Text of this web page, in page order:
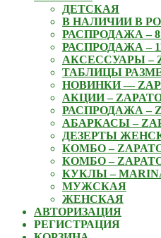
ДЕТСКАЯ
В НАЛИЧИИ В
РАСПРОДАЖА –
РАСПРОДАЖА –
АКСЕССУАРЫ –
ТАБЛИЦЫ
НОВИНКИ —
АКЦИИ –
РАСПРОДАЖА –
АБАРКАСЫ –
ДЕЗЕРТЫ
КОМБО –
КОМБО –
КУКЛЫ –
МУЖСКАЯ
ЖЕНСКАЯ
АВТОРИЗАЦИЯ
РЕГИСТРАЦИЯ